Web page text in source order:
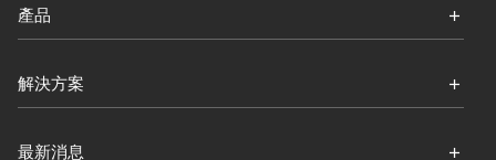
產品
解決方案
最新消息